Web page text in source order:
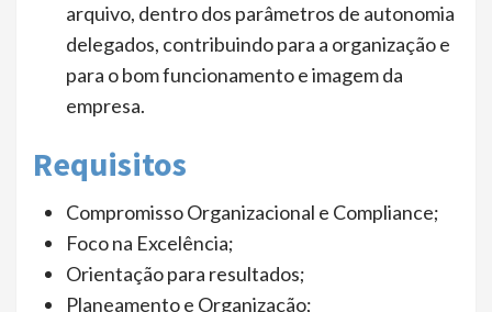
arquivo, dentro dos parâmetros de autonomia
delegados, contribuindo para a organização e
para o bom funcionamento e imagem da
empresa.
Requisitos
Compromisso Organizacional e Compliance;
Foco na Excelência;
Orientação para resultados;
Planeamento e Organização;